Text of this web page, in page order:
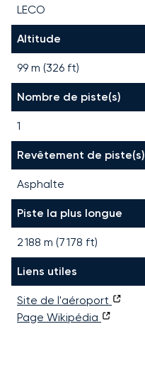
LECO
Altitude
99 m (326 ft)
Nombre de piste(s)
1
Revêtement de piste(s)
Asphalte
Piste la plus longue
2 188 m (7 178 ft)
Liens utiles
Site de l'aéroport
Page Wikipédia